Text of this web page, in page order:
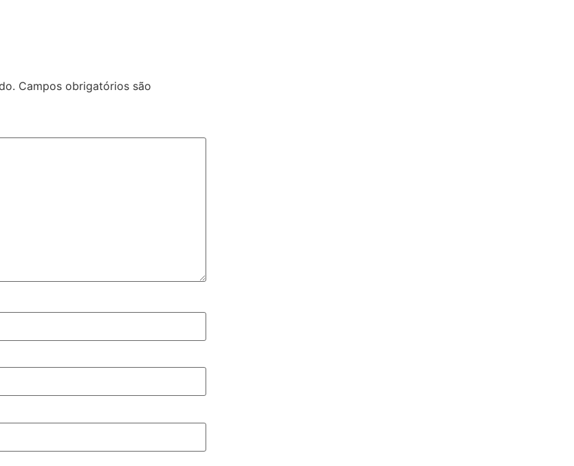
Campos obrigatórios são